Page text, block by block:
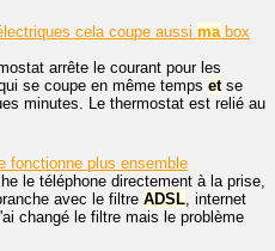
cela coupe aussi mabox
arrête le courant pour les
se coupe en même temps etse
minutes. Le thermostat est relié au
fonctionne plus ensemble
le téléphone directement à la prise,
avec le filtre ADSL, internet
changé le filtre mais le problème